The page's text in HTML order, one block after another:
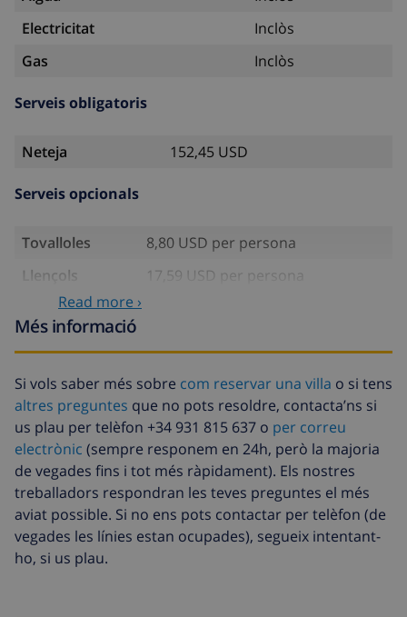
Electricitat
Inclòs
Gas
Inclòs
Serveis obligatoris
Neteja 152,45 USD
Serveis opcionals
Tovalloles
8,80 USD per persona
Llençols
17,59 USD per persona
Llit infantil
Aire
condicionat
16,76 USD per dia
Calefacció
16,76 USD per dia
Animals de
companyia
10,05 USD per dia
Llenca extra
17,59 USD per persona
Tovalloles extra
8,80 USD per persona
Sortida tardana
Read more ›
Més informació
Si vols saber més sobre com reservar una villa o si tens
altres preguntes que no pots resoldre, contacta’ns si
us plau per telèfon +34 931 815 637 o per correu
electrònic (sempre responem en 24h, però la majoria
de vegades fins i tot més ràpidament). Els nostres
treballadors respondran les teves preguntes el més
aviat possible. Si no ens pots contactar per telèfon (de
vegades les línies estan ocupades), segueix intentant-
ho, si us plau.